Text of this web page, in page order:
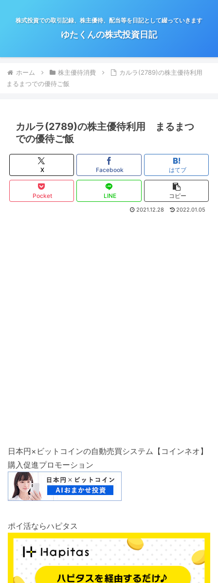
株式投資での取引記録、株主優待、配当等を日記として綴っていきます
ゆたくんの株式投資日記
ホーム 株主優待消費
カルラ(2789)の株主優待利用
まるまつでの優待ご飯
カルラ(2789)の株主優待利用 まるまつ
での優待ご飯
X Facebook はてブ
Pocket LINE コピー
2021.12.28 2022.01.05
日本円×ビットコインの自動売買システム【コインネオ】
購入促進プロモーション
ポイ活ならハピタス